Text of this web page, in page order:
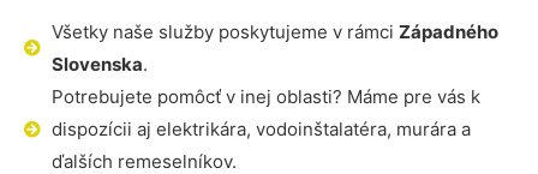
Všetky naše služby poskytujeme v rámci Západného
Slovenska.
Potrebujete pomôcť v inej oblasti? Máme pre vás k
dispozícii aj elektrikára, vodoinštalatéra, murára a
ďalších remeselníkov.